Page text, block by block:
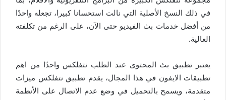
في ذلك النسخ الأصلية التي نالت استحسانا كبيرا، تجعله واحدًا
من أفضل خدمات بث الفيديو حتى الآن، على الرغم من تكلفته
العالية.
يعتبر تطبيق بث المحتوى عند الطلب نتفلكس واحدًا من اهم
تطبيقات الايفون في هذا المجال، يقدم تطبيق نتفلكس ميزات
متقدمة، ويسمح بالتحميل في وضع عدم الاتصال على الأنظمة